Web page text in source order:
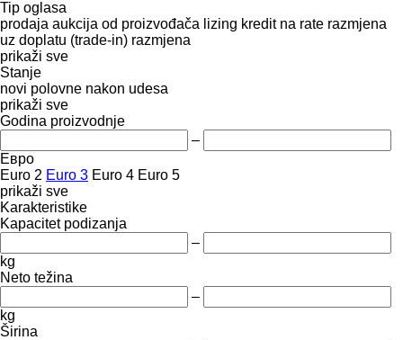
Tip oglasa
prodaja aukcija od proizvođača lizing kredit na rate razmjena
uz doplatu (trade-in) razmjena
prikaži sve
Stanje
novi polovne nakon udesa
prikaži sve
Godina proizvodnje
–
Евро
Euro 2 Euro 3 Euro 4 Euro 5
prikaži sve
Karakteristike
Kapacitet podizanja
–
kg
Neto težina
–
kg
Širina